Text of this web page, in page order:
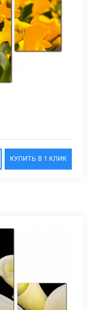
КУПИТЬ В 1 КЛИК